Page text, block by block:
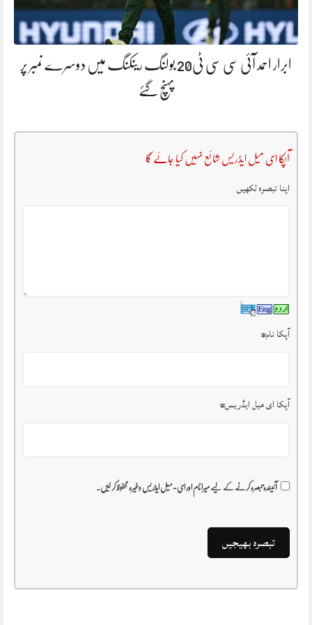
ابرار احمد آئی سی سی ٹی20 بولنگ رینکنگ میں دوسرے نمبر پر
پہنچ گئے
آپکا ای میل ایڈریس شائع نہیں کیا جائے گا
اپنا تبصرہ لکھیں
آپکا نام*
آپکا ای میل ایڈریس*
آئیندہ تبصرہ کرنے کے لیے میرا نام اور ای-میل ایڈریس وغیرہ محفوظ کر لیں۔